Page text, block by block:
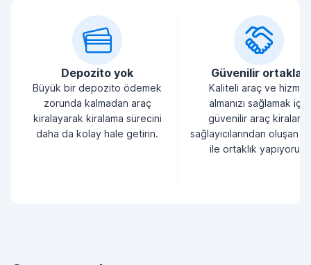
Depozito yok
Büyük bir depozito ödemek
zorunda kalmadan araç
kiralayarak kiralama sürecini
daha da kolay hale getirin.
Güvenilir ortaklar
Kaliteli araç ve hizmet
almanızı sağlamak için
güvenilir araç kiralama
sağlayıcılarından oluşan
ile ortaklık yapıyoruz.